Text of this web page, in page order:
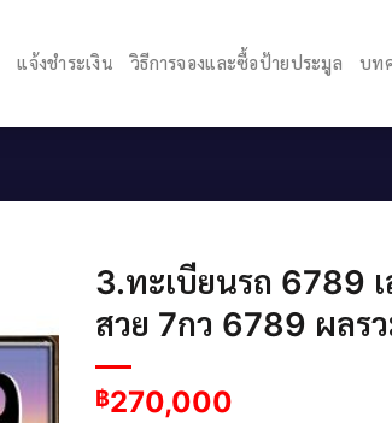
แจ้งชำระเงิน วิธีการจองและซื้อป้ายประมูล บท
3.ทะเบียนรถ 6789
สวย 7กว 6789 ผลร
฿270,000